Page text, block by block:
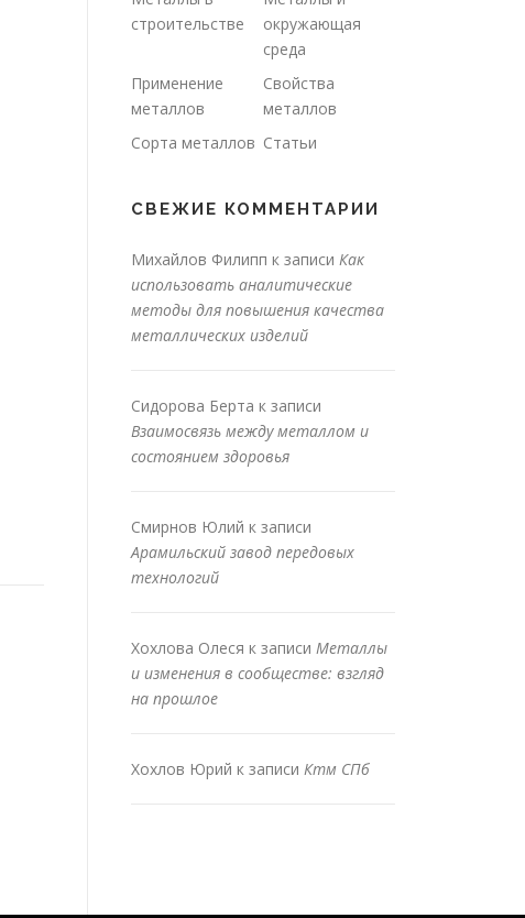
строительстве
окружающая
среда
Применение
металлов
Свойства
металлов
Сорта металлов Статьи
СВЕЖИЕ КОММЕНТАРИИ
Михайлов Филипп к записи Как
использовать аналитические
методы для повышения качества
металлических изделий
Сидорова Берта к записи
Взаимосвязь между металлом и
состоянием здоровья
Смирнов Юлий к записи
Арамильский завод передовых
технологий
Хохлова Олеся к записи Металлы
и изменения в сообществе: взгляд
на прошлое
Хохлов Юрий к записи Ктм СПб